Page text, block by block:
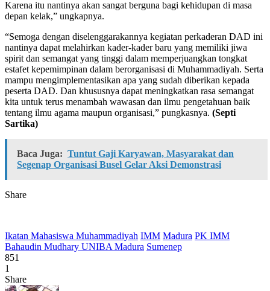
Karena itu nantinya akan sangat berguna bagi kehidupan di masa
depan kelak,” ungkapnya.
“Semoga dengan diselenggarakannya kegiatan perkaderan DAD ini
nantinya dapat melahirkan kader-kader baru yang memiliki jiwa
spirit dan semangat yang tinggi dalam memperjuangkan tongkat
estafet kepemimpinan dalam berorganisasi di Muhammadiyah. Serta
mampu mengimplementasikan apa yang sudah diberikan kepada
peserta DAD. Dan khususnya dapat meningkatkan rasa semangat
kita untuk terus menambah wawasan dan ilmu pengetahuan baik
tentang ilmu agama maupun organisasi,” pungkasnya. (Septi
Sartika)
Baca Juga: Tuntut Gaji Karyawan, Masyarakat dan
Segenap Organisasi Busel Gelar Aksi Demonstrasi
Share
Ikatan Mahasiswa Muhammadiyah IMM Madura PK IMM
Bahaudin Mudhary UNIBA Madura Sumenep
851
1
Share